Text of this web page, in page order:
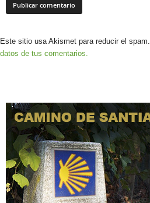
Este sitio usa Akismet para reducir el spam.
datos de tus comentarios.